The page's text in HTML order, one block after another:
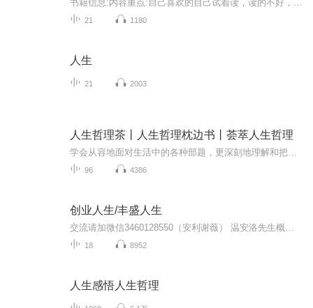
21 1180
人生
21 2003
人生哲理茶丨人生哲理枕边书丨荟萃人生哲理
96 4386
创业人生/丰盛人生
18 8952
人生感悟人生哲理